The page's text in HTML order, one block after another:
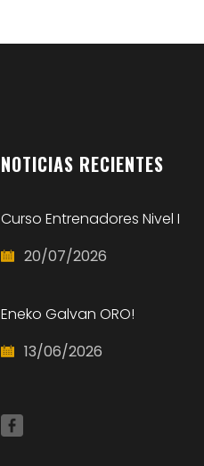
NOTICIAS RECIENTES
Curso Entrenadores Nivel I
20/07/2026
Eneko Galvan ORO!
13/06/2026